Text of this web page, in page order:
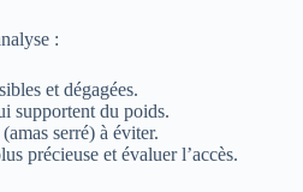
:
et dégagées.
supportent du poids.
serré) à éviter.
précieuse et évaluer l’accès.